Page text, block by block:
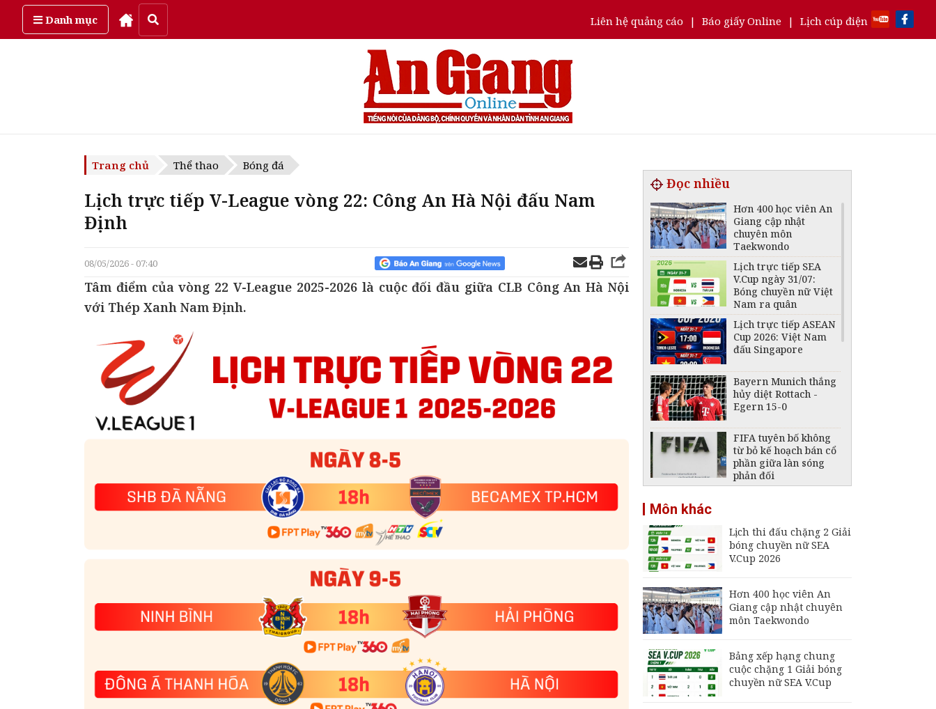
Danh mục Liên hệ quảng cáo | Báo giấy Online | Lịch cúp điện
Thứ năm, ngày 6/08/2026
Trang chủ Thể thao Bóng đá
Lịch trực tiếp V-League vòng 22: Công An Hà Nội đấu Nam
Định
08/05/2026 - 07:40
Tâm điểm của vòng 22 V-League 2025-2026 là cuộc đối đầu giữa CLB Công An Hà Nội
với Thép Xanh Nam Định.
Đọc nhiều
Hơn 400 học viên An
Giang cập nhật
chuyên môn
Taekwondo
Lịch trực tiếp SEA
V.Cup ngày 31/07:
Bóng chuyền nữ Việt
Nam ra quân
Lịch trực tiếp ASEAN
Cup 2026: Việt Nam
đấu Singapore
Bayern Munich thắng
hủy diệt Rottach -
Egern 15-0
FIFA tuyên bố không
từ bỏ kế hoạch bán cổ
phần giữa làn sóng
phản đối
cơ hội chiếm ngôi đầu
Lịch trực tiếp ASEAN
Cup 2026 ngày 3/8:
Nam
Lịch trực tiếp ASEAN
Cup 2026 ngày 4/8:
Lan
Đội tuyển Futsal Việt
Nam gây bất ngờ
Môn khác
Lịch thi đấu chặng 2 Giải
bóng chuyền nữ SEA
V.Cup 2026
Hơn 400 học viên An
Giang cập nhật chuyên
môn Taekwondo
Bảng xếp hạng chung
cuộc chặng 1 Giải bóng
chuyền nữ SEA V.Cup